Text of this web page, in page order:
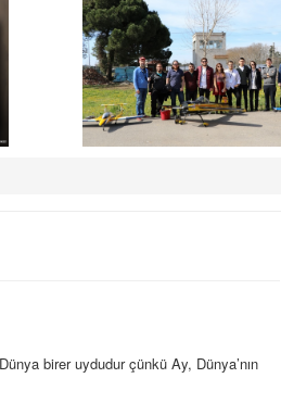
birer uydudur çünkü Ay, Dünya’nın